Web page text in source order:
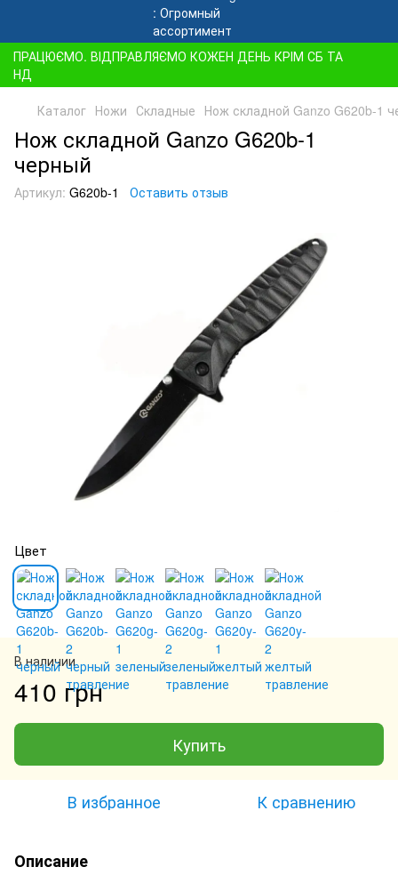
ПРАЦЮЄМО. ВІДПРАВЛЯЄМО КОЖЕН ДЕНЬ КРІМ СБ ТА
НД
Каталог Ножи Складные Нож складной Ganzo G620b-1
Нож складной Ganzo G620b-1
черный
Артикул: G620b-1 Оставить отзыв
Цвет
В наличии
410 грн
Купить
В избранное К сравнению
Описание